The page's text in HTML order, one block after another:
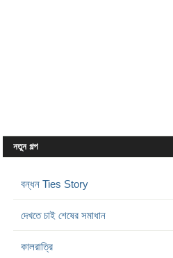
নতুন গল্প
বন্ধন Ties Story
দেখতে চাই শেষের সমাধান
কালরাত্রি